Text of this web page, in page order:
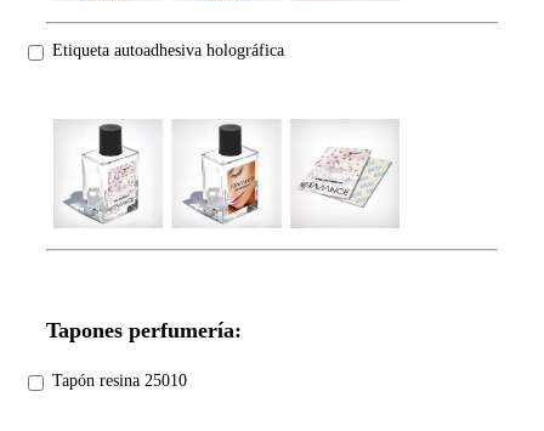
Etiqueta autoadhesiva holográfica
Tapones perfumería:
Tapón resina 25010